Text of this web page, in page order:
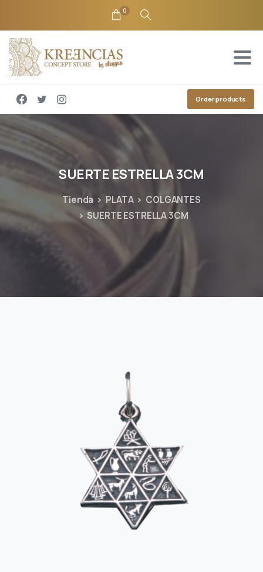
0
Order products
SUERTEESTRELLA3CM
Tienda PLATA
COLGANTES
SUERTE ESTRELLA 3CM